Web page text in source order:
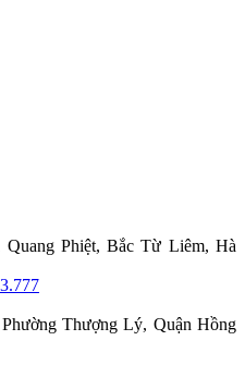
Phiệt, Bắc Từ Liêm, Hà
Thượng Lý, Quận Hồng